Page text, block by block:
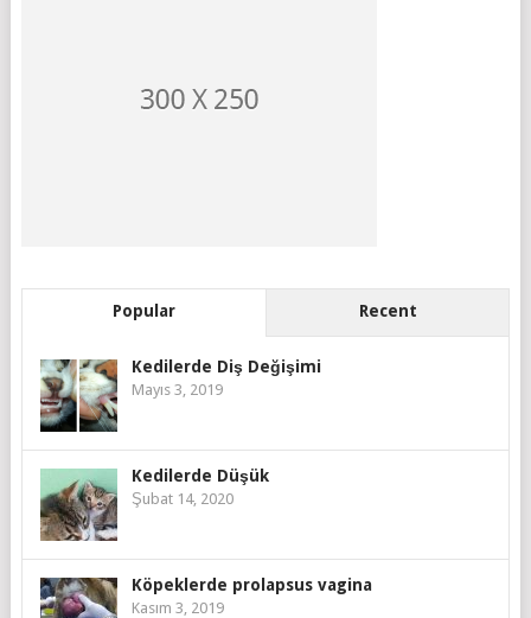
Popular Recent
Kedilerde Diş Değişimi
Mayıs 3, 2019
Kedilerde Düşük
Şubat 14, 2020
Köpeklerde prolapsus vagina
Kasım 3, 2019